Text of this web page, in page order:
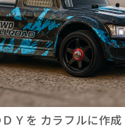
Ｙを カラフルに作成